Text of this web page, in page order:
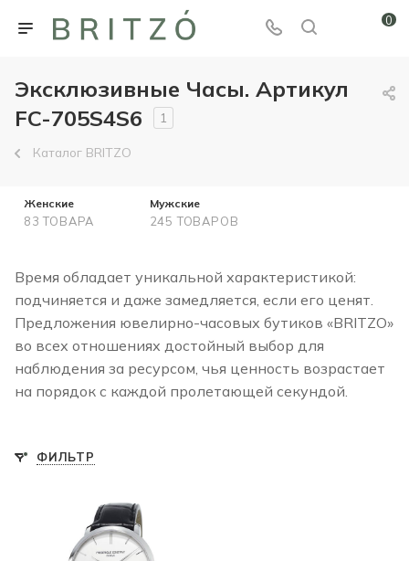
0
Эксклюзивные Часы. Артикул
FC-705S4S6
1
Каталог BRITZO
Женские
83 ТОВАРА
Мужские
245 ТОВАРОВ
Время обладает уникальной характеристикой:
подчиняется и даже замедляется, если его ценят.
Предложения ювелирно-часовых бутиков «BRITZO»
во всех отношениях достойный выбор для
наблюдения за ресурсом, чья ценность возрастает
на порядок с каждой пролетающей секундой.
ФИЛЬТР